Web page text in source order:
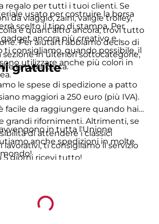
regalo per tutti i tuoi clienti. Se
da viaggio, zaini, valigie trolley,
e quant'altro ancora, trovi tutto
Per aiutarti abbiamo deciso di
sezione in ulteriori sottocategorie,
la tua ricerca.
usato per costruire la borsa
scelto il tipo di stampa. Per
ancora più creativo e
ti consigliamo, quando possibile, il
utilizzare anche più colori in
gratuite
le spese di spedizione a patto
maggiori a 250 euro (più IVA).
facile da raggiungere quando hai
grandi rifornimenti. Altrimenti, se
di attendere i classici
ti consigliamo il servizio
5 giorni ricevi tutto!
in tutta l'Unione
anche spedizioni in molte
Loading...